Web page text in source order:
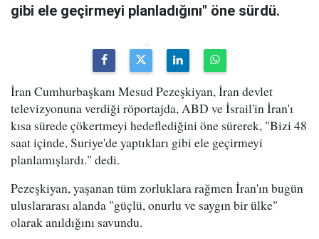
gibi ele geçirmeyi planladığını" öne sürdü.
İran Cumhurbaşkanı Mesud Pezeşkiyan, İran devlet
televizyonuna verdiği röportajda, ABD ve İsrail'in İran'ı
kısa sürede çökertmeyi hedeflediğini öne sürerek, "Bizi 48
saat içinde, Suriye'de yaptıkları gibi ele geçirmeyi
planlamışlardı." dedi.
Pezeşkiyan, yaşanan tüm zorluklara rağmen İran'ın bugün
uluslararası alanda "güçlü, onurlu ve saygın bir ülke"
olarak anıldığını savundu.